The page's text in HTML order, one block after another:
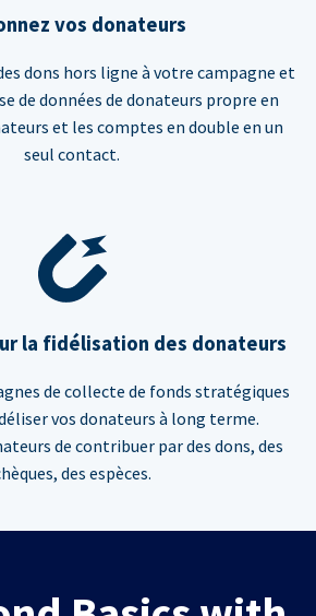
vos donateurs
dons hors ligne à votre campagne et
de données de donateurs propre en
et les comptes en double en un
seul contact.
la fidélisation des donateurs
de collecte de fonds stratégiques
vos donateurs à long terme.
de contribuer par des dons, des
des espèces.